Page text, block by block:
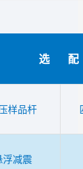
选 配
样品杆
浮减震